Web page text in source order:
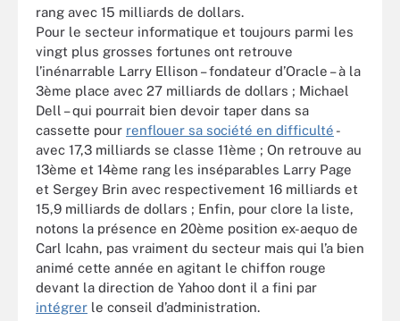
rang avec 15 milliards de dollars.
Pour le secteur informatique et toujours parmi les
vingt plus grosses fortunes ont retrouve
l’inénarrable Larry Ellison – fondateur d’Oracle – à la
3ème place avec 27 milliards de dollars ; Michael
Dell – qui pourrait bien devoir taper dans sa
cassette pour renflouer sa société en difficulté -
avec 17,3 milliards se classe 11ème ; On retrouve au
13ème et 14ème rang les inséparables Larry Page
et Sergey Brin avec respectivement 16 milliards et
15,9 milliards de dollars ; Enfin, pour clore la liste,
notons la présence en 20ème position ex-aequo de
Carl Icahn, pas vraiment du secteur mais qui l’a bien
animé cette année en agitant le chiffon rouge
devant la direction de Yahoo dont il a fini par
intégrer le conseil d’administration.